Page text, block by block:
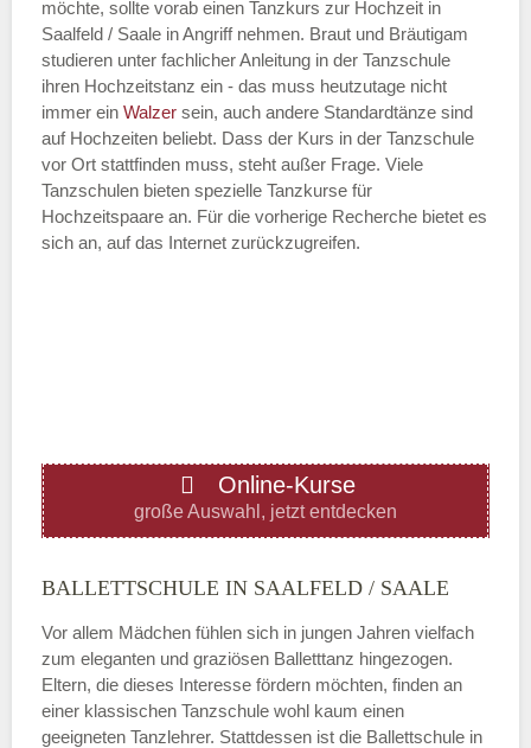
ÖFFNUNGSZEITEN HINZUFÜGEN
Dienstag
—
ÖFFNUNGSZEITEN HINZUFÜGEN
Donnerstag
—
ÖFFNUNGSZEITEN HINZUFÜGEN
Freitag
möchte, sollte vorab einen Tanzkurs zur Hochzeit in
Saalfeld / Saale in Angriff nehmen. Braut und Bräutigam
studieren unter fachlicher Anleitung in der Tanzschule
ihren Hochzeitstanz ein - das muss heutzutage nicht
immer ein Walzer sein, auch andere Standardtänze sind
auf Hochzeiten beliebt. Dass der Kurs in der Tanzschule
vor Ort stattfinden muss, steht außer Frage. Viele
Tanzschulen bieten spezielle Tanzkurse für
Hochzeitspaare an. Für die vorherige Recherche bietet es
sich an, auf das Internet zurückzugreifen.
Online-Kurse
große Auswahl, jetzt entdecken
BALLETTSCHULE IN SAALFELD / SAALE
Vor allem Mädchen fühlen sich in jungen Jahren vielfach
zum eleganten und graziösen Balletttanz hingezogen.
Eltern, die dieses Interesse fördern möchten, finden an
einer klassischen Tanzschule wohl kaum einen
geeigneten Tanzlehrer. Stattdessen ist die Ballettschule in